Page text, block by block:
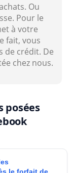
Ou
Pour le
à votre
fait, vous
de crédit. De
chez nous.
posées